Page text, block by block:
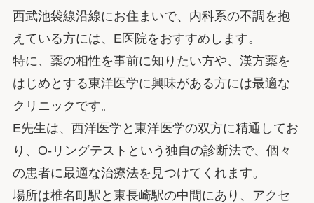
西武池袋線沿線にお住まいで、内科系の不調を抱
えている方には、E医院をおすすめします。
特に、薬の相性を事前に知りたい方や、漢方薬を
はじめとする東洋医学に興味がある方には最適な
クリニックです。
E先生は、西洋医学と東洋医学の双方に精通してお
り、O-リングテストという独自の診断法で、個々
の患者に最適な治療法を見つけてくれます。
場所は椎名町駅と東長崎駅の中間にあり、アクセ